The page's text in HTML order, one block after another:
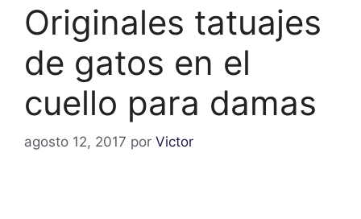
Originales tatuajes
de gatos en el
cuello para damas
agosto 12, 2017 por Victor